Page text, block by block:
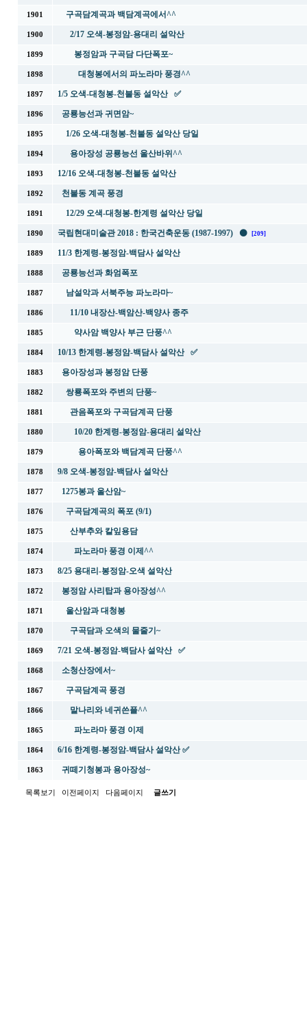
1901 구곡담계곡과 백담계곡에서^^
1900 2/17 오색-봉정암-용대리 설악산
1899 봉정암과 구곡담 다단폭포~
1898 대청봉에서의 파노라마 풍경^^
1897 1/5 오색-대청봉-천불동 설악산 ✅
1896 공룡능선과 귀면암~
1895 1/26 오색-대청봉-천불동 설악산 당일
1894 용아장성 공룡능선 울산바위^^
1893 12/16 오색-대청봉-천불동 설악산
1892 천불동 계곡 풍경
1891 12/29 오색-대청봉-한계령 설악산 당일
1890 국립현대미술관 2018 : 한국건축운동 (1987-1997) ⚫ [209]
1889 11/3 한계령-봉정암-백담사 설악산
1888 공룡능선과 화엄폭포
1887 남설악과 서북주능 파노라마~
1886 11/10 내장산-백암산-백양사 종주
1885 약사암 백양사 부근 단풍^^
1884 10/13 한계령-봉정암-백담사 설악산 ✅
1883 용아장성과 봉정암 단풍
1882 쌍룡폭포와 주변의 단풍~
1881 관음폭포와 구곡담계곡 단풍
1880 10/20 한계령-봉정암-용대리 설악산
1879 용아폭포와 백담계곡 단풍^^
1878 9/8 오색-봉정암-백담사 설악산
1877 1275봉과 울산암~
1876 구곡담계곡의 폭포 (9/1)
1875 산부추와 칼잎용담
1874 파노라마 풍경 이제^^
1873 8/25 용대리-봉정암-오색 설악산
1872 봉정암 사리탑과 용아장성^^
1871 울산암과 대청봉
1870 구곡담과 오색의 물줄기~
1869 7/21 오색-봉정암-백담사 설악산 ✅
1868 소청산장에서~
1867 구곡담계곡 풍경
1866 말나리와 네귀쓴플^^
1865 파노라마 풍경 이제
1864 6/16 한계령-봉정암-백담사 설악산 ✅
1863 귀떼기청봉과 용아장성~
목록보기 이전페이지 다음페이지 글쓰기